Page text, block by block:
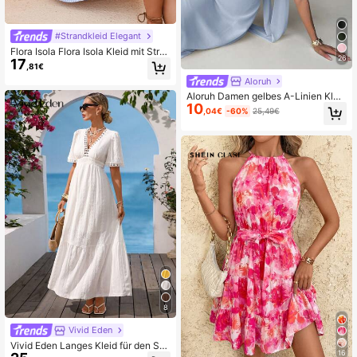
#Strandkleid Elegant
Flora Isola Flora Isola Kleid mit Strei
fen Muster, Rüschenbesatz,
17 ,81€
8
Vivid Eden
Vivid Eden Langes Kleid für den So
26
Aloruh
Aloruh Damen gelbes A-Linien Klei
d mit drapiertem Ausschnitt und Bin
dedetail im Rücken
10,04€ -60% 25,49€
16